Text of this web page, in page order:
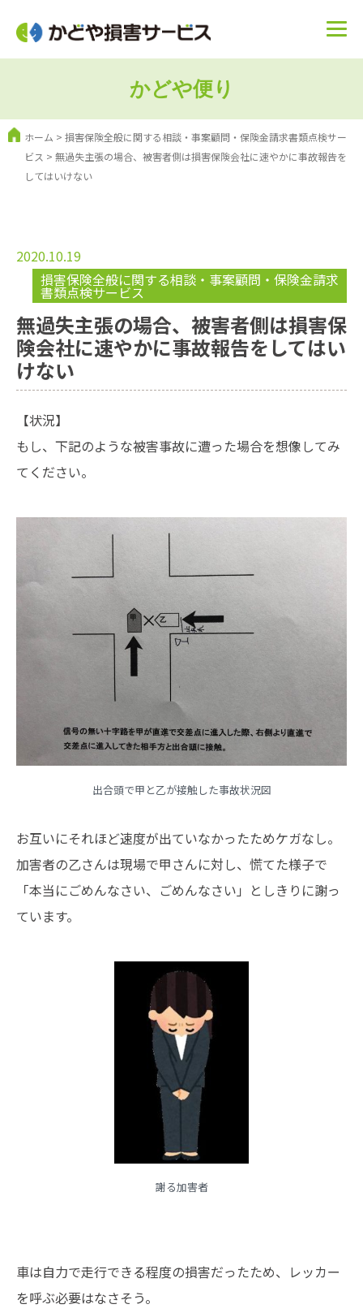
かどや便り
ホーム > 損害保険全般に関する相談・事案顧問・保険金請求書類点検サー
ビス > 無過失主張の場合、被害者側は損害保険会社に速やかに事故報告を
してはいけない
2020.10.19
損害保険全般に関する相談・事案顧問・保険金請求
書類点検サービス
無過失主張の場合、被害者側は損害保
険会社に速やかに事故報告をしてはい
けない
【状況】
もし、下記のような被害事故に遭った場合を想像してみ
てください。
出合頭で甲と乙が接触した事故状況図
お互いにそれほど速度が出ていなかったためケガなし。
加害者の乙さんは現場で甲さんに対し、慌てた様子で
「本当にごめんなさい、ごめんなさい」としきりに謝っ
ています。
謝る加害者
車は自力で走行できる程度の損害だったため、レッカー
を呼ぶ必要はなさそう。